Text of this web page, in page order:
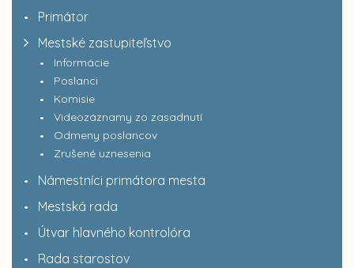
Primátor
Mestské zastupiteľstvo
Informácie
Poslanci
Komisie
Videozáznamy zo zasadnutí
Odmeny poslancov
Zrušené uznesenia
Námestníci primátora mesta
Mestská rada
Útvar hlavného kontrolóra
Rada starostov